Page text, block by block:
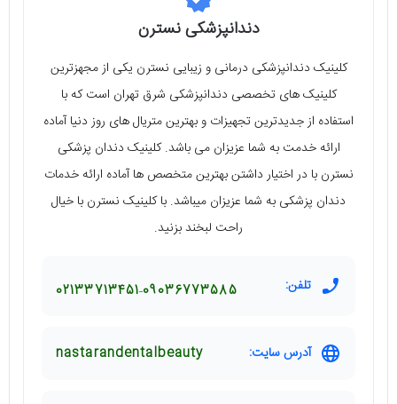
دندانپزشکی نسترن
کلینیک دندانپزشکی درمانی و زیبایی نسترن یکی از مجهزترین
کلینیک های تخصصی دندانپزشکی شرق تهران است که با
استفاده از جدیدترین تجهیزات و بهترین متریال های روز دنیا آماده
ارائه خدمت به شما عزیزان می باشد. کلینیک دندان پزشکی
نسترن با در اختیار داشتن بهترین متخصص ها آماده ارائه خدمات
دندان پزشکی به شما عزیزان میباشد. با کلینیک نسترن با خیال
راحت لبخند بزنید.
تلفن: 09036773585
02133713451
آدرس سایت: nastarandentalbeauty